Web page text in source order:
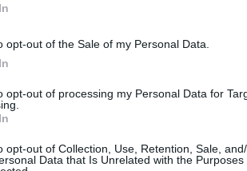
opt-out of the Sale of my Personal Data.
opt-out of processing my Personal Data for
opt-out of Collection, Use, Retention, Sale,
Data that Is Unrelated with the Purposes
το χαμένο βάρος;